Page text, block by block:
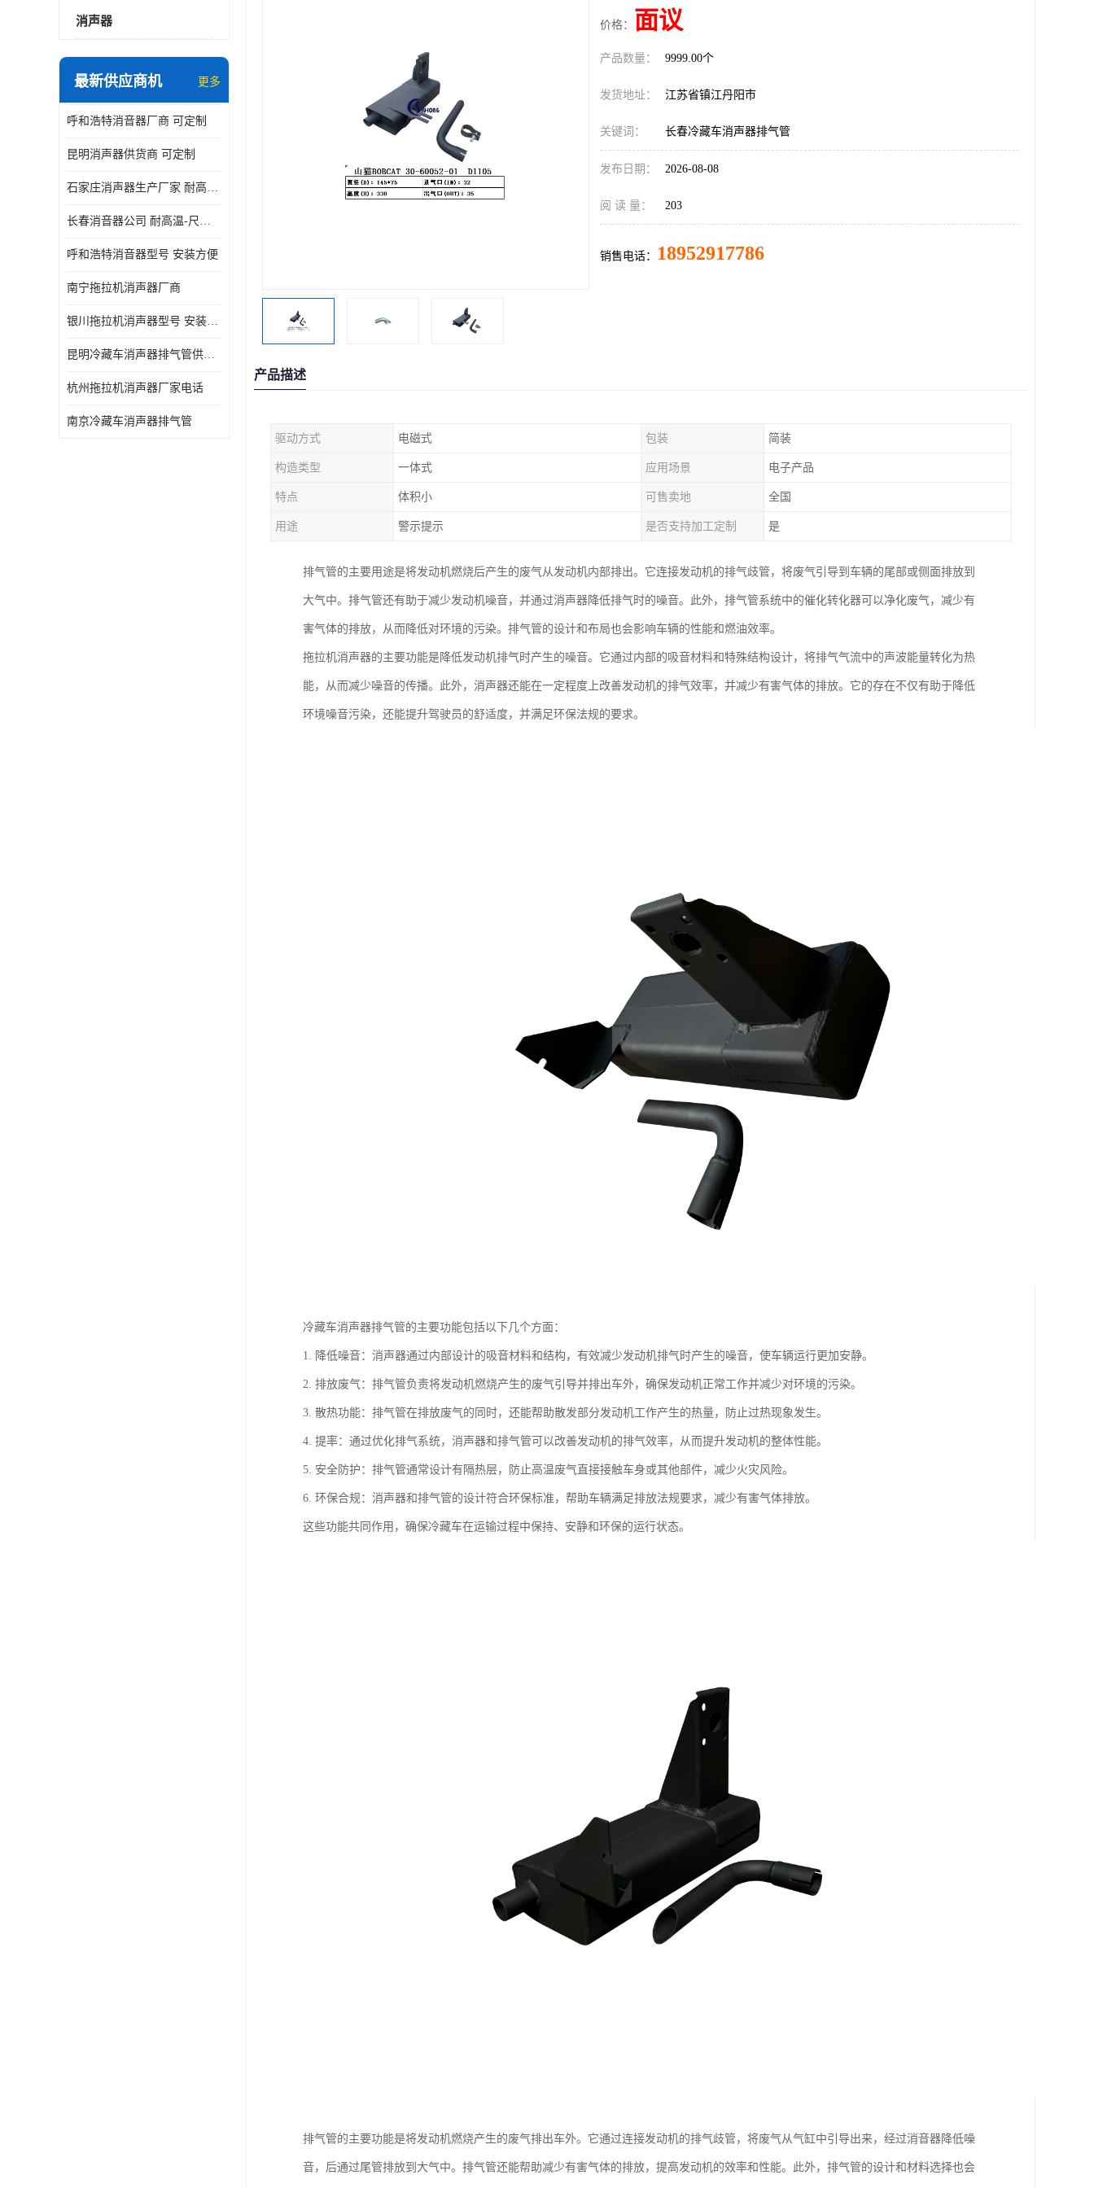
消声器
最新供应商机 更多
呼和浩特消音器厂商 可定制
昆明消声器供货商 可定制
石家庄消声器生产厂家 耐高温-尺寸可定制
长春消音器公司 耐高温-尺寸可定制
呼和浩特消音器型号 安装方便
南宁拖拉机消声器厂商
银川拖拉机消声器型号 安装方便
昆明冷藏车消声器排气管供货商 可定制
杭州拖拉机消声器厂家电话
南京冷藏车消声器排气管
价格： 面议
产品数量： 9999.00个
发货地址： 江苏省镇江丹阳市
关键词： 长春冷藏车消声器排气管
发布日期： 2026-08-08
阅 读 量： 203
销售电话： 18952917786
产品描述
驱动方式 电磁式 包装 简装
构造类型 一体式 应用场景 电子产品
特点 体积小 可售卖地 全国
用途 警示提示 是否支持加工定制 是
排气管的主要用途是将发动机燃烧后产生的废气从发动机内部排出。它连接发动机的排气歧管，将废气引导到车辆的尾部或侧面排放到
大气中。排气管还有助于减少发动机噪音，并通过消声器降低排气时的噪音。此外，排气管系统中的催化转化器可以净化废气，减少有
害气体的排放，从而降低对环境的污染。排气管的设计和布局也会影响车辆的性能和燃油效率。
拖拉机消声器的主要功能是降低发动机排气时产生的噪音。它通过内部的吸音材料和特殊结构设计，将排气气流中的声波能量转化为热
能，从而减少噪音的传播。此外，消声器还能在一定程度上改善发动机的排气效率，并减少有害气体的排放。它的存在不仅有助于降低
环境噪音污染，还能提升驾驶员的舒适度，并满足环保法规的要求。
冷藏车消声器排气管的主要功能包括以下几个方面：
1. 降低噪音：消声器通过内部设计的吸音材料和结构，有效减少发动机排气时产生的噪音，使车辆运行更加安静。
2. 排放废气：排气管负责将发动机燃烧产生的废气引导并排出车外，确保发动机正常工作并减少对环境的污染。
3. 散热功能：排气管在排放废气的同时，还能帮助散发部分发动机工作产生的热量，防止过热现象发生。
4. 提率：通过优化排气系统，消声器和排气管可以改善发动机的排气效率，从而提升发动机的整体性能。
5. 安全防护：排气管通常设计有隔热层，防止高温废气直接接触车身或其他部件，减少火灾风险。
6. 环保合规：消声器和排气管的设计符合环保标准，帮助车辆满足排放法规要求，减少有害气体排放。
这些功能共同作用，确保冷藏车在运输过程中保持、安静和环保的运行状态。
排气管的主要功能是将发动机燃烧产生的废气排出车外。它通过连接发动机的排气歧管，将废气从气缸中引导出来，经过消音器降低噪
音，后通过尾管排放到大气中。排气管还能帮助减少有害气体的排放，提高发动机的效率和性能。此外，排气管的设计和材料选择也会